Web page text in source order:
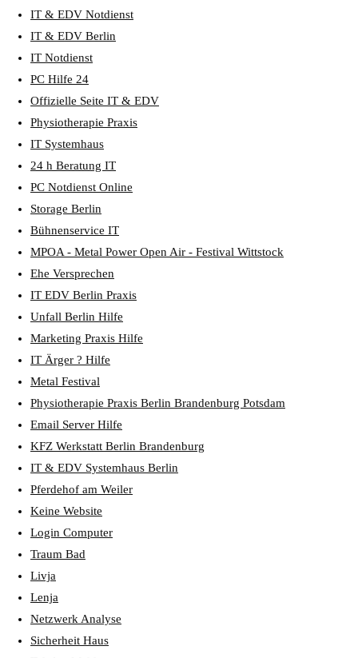
IT & EDV Notdienst
IT & EDV Berlin
IT Notdienst
PC Hilfe 24
Offizielle Seite IT & EDV
Physiotherapie Praxis
IT Systemhaus
24 h Beratung IT
PC Notdienst Online
Storage Berlin
Bühnenservice IT
MPOA - Metal Power Open Air - Festival Wittstock
Ehe Versprechen
IT EDV Berlin Praxis
Unfall Berlin Hilfe
Marketing Praxis Hilfe
IT Ärger ? Hilfe
Metal Festival
Physiotherapie Praxis Berlin Brandenburg Potsdam
Email Server Hilfe
KFZ Werkstatt Berlin Brandenburg
IT & EDV Systemhaus Berlin
Pferdehof am Weiler
Keine Website
Login Computer
Traum Bad
Livja
Lenja
Netzwerk Analyse
Sicherheit Haus